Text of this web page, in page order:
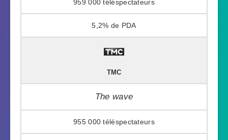
959 000
5,2%
TMC
The wave
955 000